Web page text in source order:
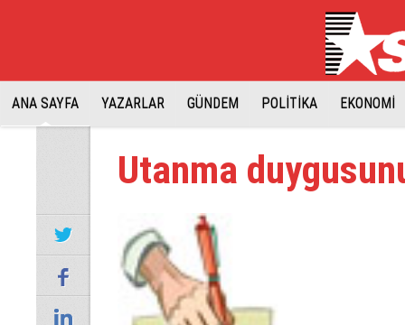
ANA SAYFA YAZARLAR GÜNDEM POLİTİKA EKONOMİ
Utanma